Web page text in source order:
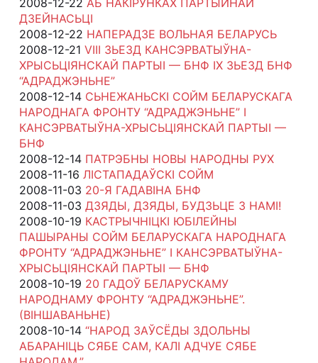
ДЗЕЙНАСЬЦІ
2008-12-22 НАПЕРАДЗЕ ВОЛЬНАЯ БЕЛАРУСЬ
2008-12-21 VIII ЗЬЕЗД КАНСЭРВАТЫЎНА-
ХРЫСЬЦІЯНСКАЙ ПАРТЫІ — БНФ IX ЗЬЕЗД БНФ
“АДРАДЖЭНЬНЕ”
2008-12-14 СЬНЕЖАНЬСКІ СОЙМ БЕЛАРУСКАГА
НАРОДНАГА ФРОНТУ “АДРАДЖЭНЬНЕ” І
КАНСЭРВАТЫЎНА-ХРЫСЬЦІЯНСКАЙ ПАРТЫІ —
БНФ
2008-12-14 ПАТРЭБНЫ НОВЫ НАРОДНЫ РУХ
2008-11-16 ЛІСТАПАДАЎСКІ СОЙМ
2008-11-03 20-Я ГАДАВІНА БНФ
2008-11-03 ДЗЯДЫ, ДЗЯДЫ, БУДЗЬЦЕ З НАМІ!
2008-10-19 КАСТРЫЧНІЦКІ ЮБІЛЕЙНЫ
ПАШЫРАНЫ СОЙМ БЕЛАРУСКАГА НАРОДНАГА
ФРОНТУ “АДРАДЖЭНЬНЕ” І КАНСЭРВАТЫЎНА-
ХРЫСЬЦІЯНСКАЙ ПАРТЫІ — БНФ
2008-10-19 20 ГАДОЎ БЕЛАРУСКАМУ
НАРОДНАМУ ФРОНТУ “АДРАДЖЭНЬНЕ”.
(ВІНШАВАНЬНЕ)
2008-10-14 “НАРОД ЗАЎСЁДЫ ЗДОЛЬНЫ
АБАРАНІЦЬ СЯБЕ САМ, КАЛІ АДЧУЕ СЯБЕ